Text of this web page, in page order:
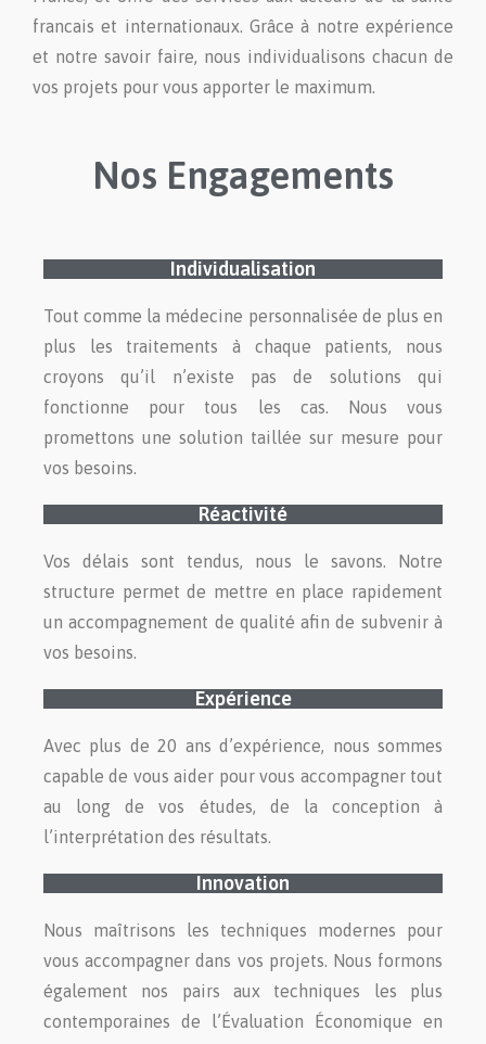
francais et internationaux. Grâce à notre expérience
et notre savoir faire, nous individualisons chacun de
vos projets pour vous apporter le maximum.
Nos Engagements
Individualisation
Tout comme la médecine personnalisée de plus en
plus les traitements à chaque patients, nous
croyons qu’il n’existe pas de solutions qui
fonctionne pour tous les cas. Nous vous
promettons une solution taillée sur mesure pour
vos besoins.
Réactivité
Vos délais sont tendus, nous le savons. Notre
structure permet de mettre en place rapidement
un accompagnement de qualité afin de subvenir à
vos besoins.
Expérience
Avec plus de 20 ans d’expérience, nous sommes
capable de vous aider pour vous accompagner tout
au long de vos études, de la conception à
l’interprétation des résultats.
Innovation
Nous maîtrisons les techniques modernes pour
vous accompagner dans vos projets. Nous formons
également nos pairs aux techniques les plus
contemporaines de l’Évaluation Économique en